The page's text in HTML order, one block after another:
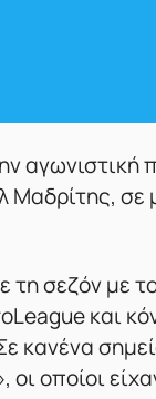
αγωνιστική
Μαδρίτης, σε
τη σεζόν με
και
κανένα
οι οποίοι